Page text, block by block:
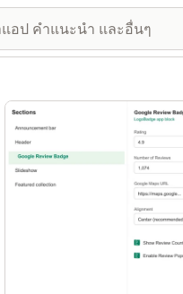
แกลเลอรีรูปภาพที่แสดง